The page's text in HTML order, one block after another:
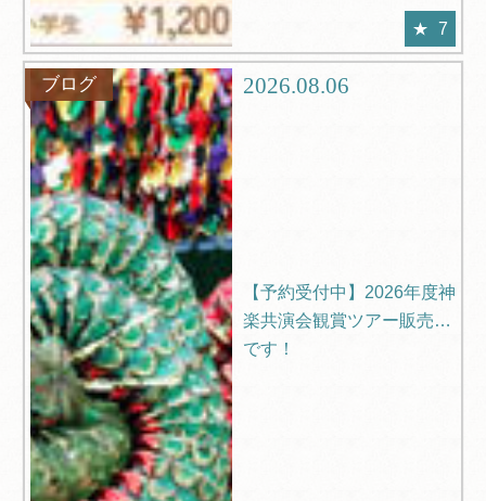
7
ブログ 2026.08.06
【予約受付中】2026年度神
楽共演会観賞ツアー販売中
です！